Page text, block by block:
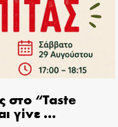
στο “Taste
γίνε …